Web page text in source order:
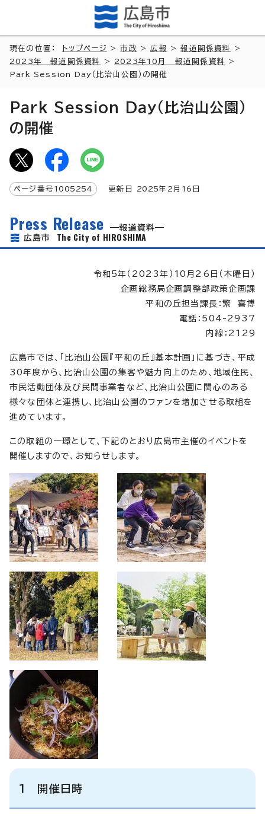
現在の位置： トップページ >市政 >広報 >報道関係資料
>
2023年 報道関係資料
> 2023年10月 報道関係資料
>
Park Session Day（比治山公園）の開催
Park Session Day（比治山公園）
の開催
ページ番号 1005254 更新日 2025年2月 16 日
Press Release
報道資料
広島市 The City of HIROSHIMA
令和5年（2023年）10月26日（木曜日）
企画総務局企画調整部政策企画課
平和の丘担当課長：繁 喜博
電話：504-2937
内線：2129
広島市では、「比治山公園『平和の丘』基本計画」に基づき、平成
30年度から、比治山公園の集客や魅力向上のため、地域住民、
市民活動団体及び民間事業者など、比治山公園に関心のある
様々な団体と連携し、比治山公園のファンを増加させる取組を
進めています。
この取組の一環として、下記のとおり広島市主催のイベントを
開催しますので、お知らせします。
1 開催日時